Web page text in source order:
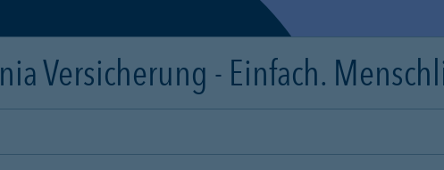
Versicherung - Einfach.